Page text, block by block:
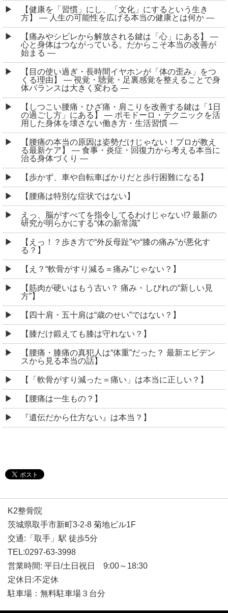
【健康を「習慣」にし、「文化」にするという生き
方】 ― 人生の可能性を広げる本当の健康とは何か ―
【痛みやシビレから解放される鍵は「心」にある】 ―
心と身体はつながっている。だからこそ本当の改善が
始まる ―
【目の使い過ぎ・長時間イヤホンが「体の歪み」をつ
くる理由】 ― 視覚・聴覚・足裏感覚を整えることで身
体バランスは大きく変わる ―
【しつこい腰痛・ひざ痛・肩こりを改善する鍵は「1日
の過ごし方」にある】 ― ポモドーロ・テクニックを活
用した身体を壊さない働き方・生活習慣 ―
【腰痛の本当の原因は姿勢だけじゃない！プロが教え
る最新ケア】 ― 食事・炎症・回復力から考える本当に
治る身体づくり ―
【歩かず、車や自転車ばかりだと歩行困難になる】
【腰痛は特別な症状ではない】
えっ、脳がすべてを指令してるわけじゃない!? 最新の
研究が明らかにする“体の新常識”
【えっ！？歩き方で“外反母趾”や“膝の痛み”が悪化す
る？】
【え？“軟骨がすり減る＝痛み”じゃない？】
【筋肉が硬いはもう古い？ 痛み・しびれの“新しい見
方”】
【四十肩・五十肩は“歳のせい”ではない？】
【膝だけ鍛えても膝は守れない？】
【腰痛・膝痛の真犯人は“体重”だった？ 最新エビデン
スから見る本当の話】
【「軟骨がすり減った＝痛い」は本当に正しい？】
【腰痛は一生もの？】
『遺伝だから仕方ない』は本当？】
K2整骨院
茨城県取手市新町3-2-8 菊地ビル1F
交通:「取手」駅 徒歩5分
TEL:0297-63-3998
営業時間: 平日/土日祝日 9:00～18:30
定休日:不定休
駐車場：無料駐車場３台分